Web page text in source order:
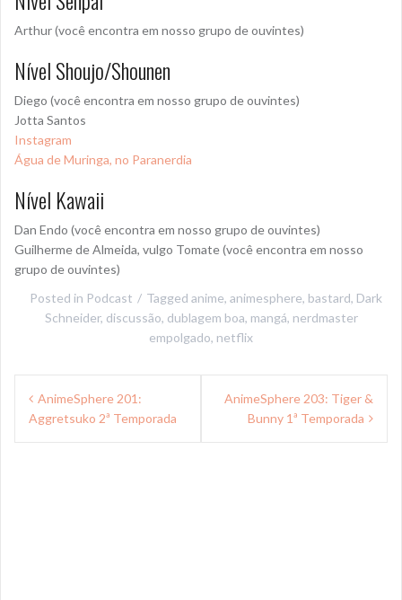
Arthur (você encontra em nosso grupo de ouvintes)
Nível Shoujo/Shounen
Diego (você encontra em nosso grupo de ouvintes)
Jotta Santos
Instagram
Água de Muringa, no Paranerdia
Nível Kawaii
Dan Endo (você encontra em nosso grupo de ouvintes)
Guilherme de Almeida, vulgo Tomate (você encontra em nosso
grupo de ouvintes)
Posted in Podcast Tagged anime, animesphere, bastard, Dark
Schneider, discussão, dublagem boa, mangá, nerdmaster
empolgado, netflix
Navegação
deAnimeSphere 201:
Aggretsuko 2ª Temporada
AnimeSphere 203: Tiger &
Bunny 1ª Temporada